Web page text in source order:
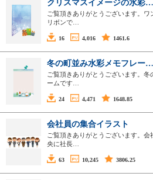
クリスマスイメージの水彩…
ご覧頂きありがとうございます。
リボンで…
16 4,016 1461.6
冬の町並み水彩メモフレー…
ご覧頂きありがとうございます。
ームです…
24 4,471 1648.85
会社員の集合イラスト
ご覧頂きありがとうございます。
央に社長…
63 10,245 3806.25